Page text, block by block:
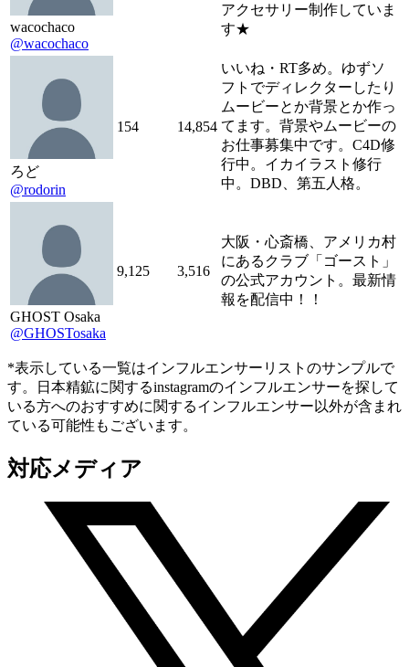
wacochaco
@wacochaco
アクセサリー制作していま
す★
ろど
@rodorin
154 14,854
いいね・RT多め。ゆずソ
フトでディレクターしたり
ムービーとか背景とか作っ
てます。背景やムービーの
お仕事募集中です。C4D修
行中。イカイラスト修行
中。DBD、第五人格。
GHOST Osaka
@GHOSTosaka
9,125 3,516
大阪・心斎橋、アメリカ村
にあるクラブ「ゴースト」
の公式アカウント。最新情
報を配信中！！
*表示している一覧はインフルエンサーリストのサンプルで
す。日本精鉱に関するinstagramのインフルエンサーを探して
いる方へのおすすめに関するインフルエンサー以外が含まれ
ている可能性もございます。
対応メディア